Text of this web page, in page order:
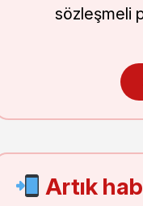
sözleşmeli
Artık